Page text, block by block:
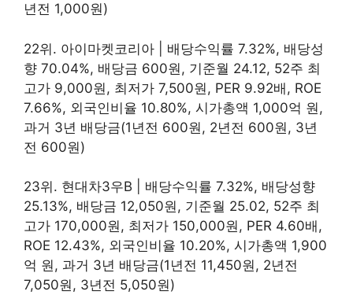
년전 1,000원)
22위. 아이마켓코리아 | 배당수익률 7.32%, 배당성
향 70.04%, 배당금 600원, 기준월 24.12, 52주 최
고가 9,000원, 최저가 7,500원, PER 9.92배, ROE
7.66%, 외국인비율 10.80%, 시가총액 1,000억 원,
과거 3년 배당금(1년전 600원, 2년전 600원, 3년
전 600원)
23위. 현대차3우B | 배당수익률 7.32%, 배당성향
25.13%, 배당금 12,050원, 기준월 25.02, 52주 최
고가 170,000원, 최저가 150,000원, PER 4.60배,
ROE 12.43%, 외국인비율 10.20%, 시가총액 1,900
억 원, 과거 3년 배당금(1년전 11,450원, 2년전
7,050원, 3년전 5,050원)